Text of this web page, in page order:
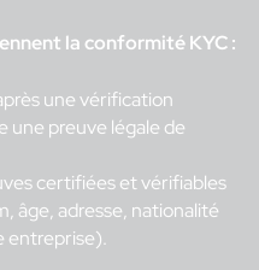
la conformité KYC :
une vérification
une preuve légale de
certifiées et vérifiables
âge, adresse, nationalité
entreprise).